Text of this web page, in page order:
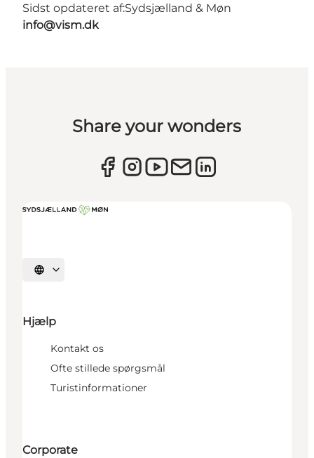
Sidst opdateret af:Sydsjælland & Møn
info@vism.dk
Share your wonders
Vælg sprog
Hjælp
Kontakt os
Ofte stillede spørgsmål
Turistinformationer
Corporate